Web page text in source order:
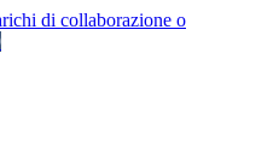
di collaborazione o